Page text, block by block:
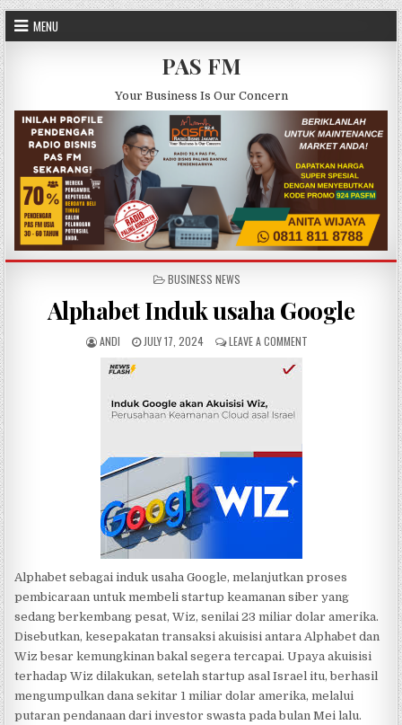
Skip to content
MENU
PAS FM
Your Business Is Our Concern
POSTED IN
BUSINESS NEWS
Alphabet Induk usaha Google
AUTHOR:
ANDI PUBLISHED DATE:
JULY 17, 2024 LEAVE A COMMENTON ALPHABET INDUK
Alphabet sebagai induk usaha Google, melanjutkan proses
pembicaraan untuk membeli startup keamanan siber yang
sedang berkembang pesat, Wiz, senilai 23 miliar dolar amerika.
Disebutkan, kesepakatan transaksi akuisisi antara Alphabet dan
Wiz besar kemungkinan bakal segera tercapai. Upaya akuisisi
terhadap Wiz dilakukan, setelah startup asal Israel itu, berhasil
mengumpulkan dana sekitar 1 miliar dolar amerika, melalui
putaran pendanaan dari investor swasta pada bulan Mei lalu.